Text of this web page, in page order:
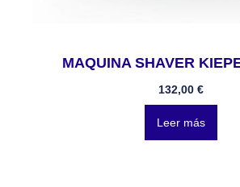
MAQUINA SHAVER
132,00 €
Leer más